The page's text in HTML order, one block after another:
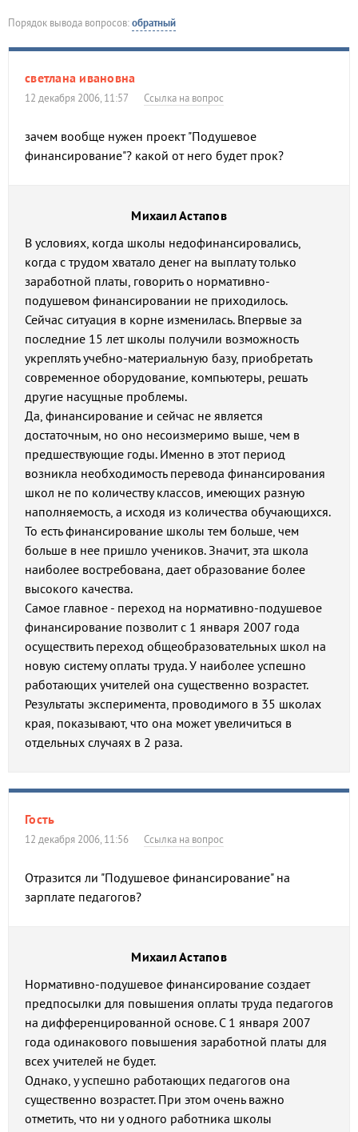
Порядок вывода вопросов:обратный
светлана ивановна
12 декабря 2006, 11:57 Ссылка на вопрос
зачем вообще нужен проект "Подушевое
финансирование"? какой от него будет прок?
Михаил Астапов
В условиях, когда школы недофинансировались,
когда с трудом хватало денег на выплату только
заработной платы, говорить о нормативно-
подушевом финансировании не приходилось.
Сейчас ситуация в корне изменилась. Впервые за
последние 15 лет школы получили возможность
укреплять учебно-материальную базу, приобретать
современное оборудование, компьютеры, решать
другие насущные проблемы.
Да, финансирование и сейчас не является
достаточным, но оно несоизмеримо выше, чем в
предшествующие годы. Именно в этот период
возникла необходимость перевода финансирования
школ не по количеству классов, имеющих разную
наполняемость, а исходя из количества обучающихся.
То есть финансирование школы тем больше, чем
больше в нее пришло учеников. Значит, эта школа
наиболее востребована, дает образование более
высокого качества.
Самое главное - переход на нормативно-подушевое
финансирование позволит с 1 января 2007 года
осуществить переход общеобразовательных школ на
новую систему оплаты труда. У наиболее успешно
работающих учителей она существенно возрастет.
Результаты эксперимента, проводимого в 35 школах
края, показывают, что она может увеличиться в
отдельных случаях в 2 раза.
Гость
12 декабря 2006, 11:56 Ссылка на вопрос
Отразится ли "Подушевое финансирование" на
зарплате педагогов?
Михаил Астапов
Нормативно-подушевое финансирование создает
предпосылки для повышения оплаты труда педагогов
на дифференцированной основе. С 1 января 2007
года одинакового повышения заработной платы для
всех учителей не будет.
Однако, у успешно работающих педагогов она
существенно возрастет. При этом очень важно
отметить, что ни у одного работника школы